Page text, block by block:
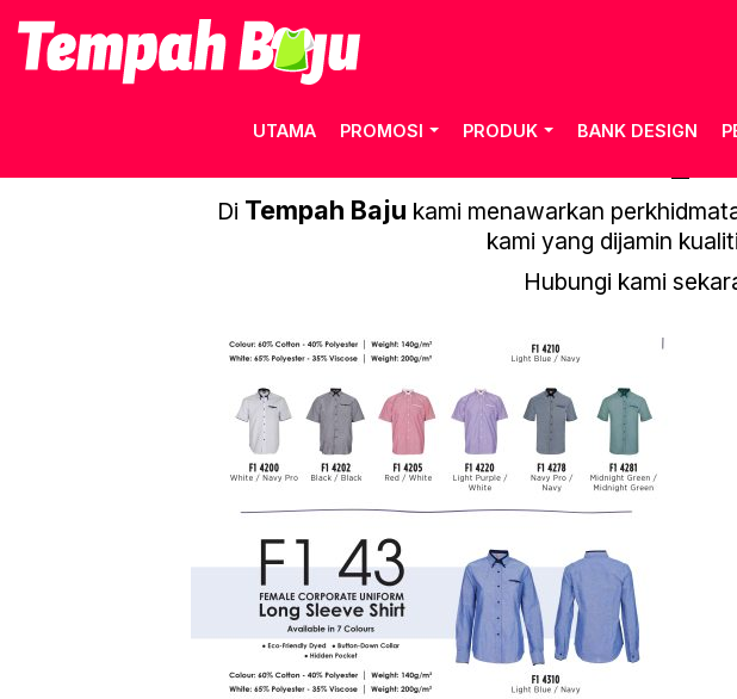
UTAMA PROMOSI PRODUK BANK DESIGN
Di Tempah Baju kami menawarkan
kami yang dijamin
Hubungi kami